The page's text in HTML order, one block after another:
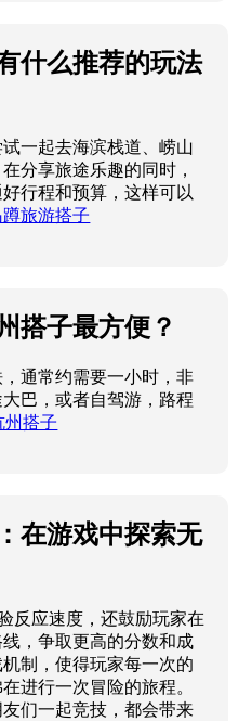
什么推荐的玩法
一起去海滨栈道、崂山
分享旅途乐趣的同时，
行程和预算，这样可以
旅游搭子
搭子最方便？
通常约需要一小时，非
巴，或者自驾游，路程
州搭子
在游戏中探索无
反应速度，还鼓励玩家在
，争取更高的分数和成
制，使得玩家每一次的
进行一次冒险的旅程。
们一起竞技，都会带来